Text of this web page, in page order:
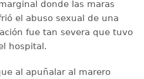
donde las maras
el abuso sexual de una
fue tan severa que tuvo
hospital.
al apuñalar al marero